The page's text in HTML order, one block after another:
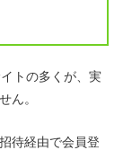
トの多くが、実
ん。
待経由で会員登